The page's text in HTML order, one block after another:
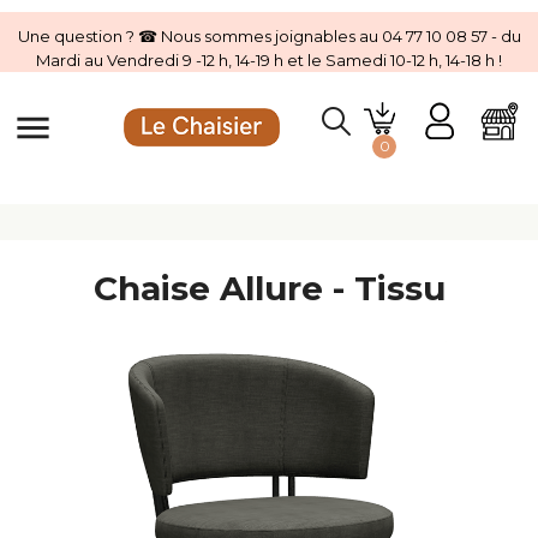
Une question ? ☎ Nous sommes joignables au 04 77 10 08 57 - du
Mardi au Vendredi 9 -12 h, 14-19 h et le Samedi 10-12 h, 14-18 h !
menu 0
Chaise Allure - Tissu